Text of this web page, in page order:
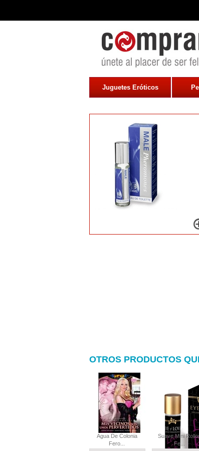
Juguetes Eróticos
OTROS PRODUCTOS
Agua De Colonia
Fero...
Suave Mini
Fe...